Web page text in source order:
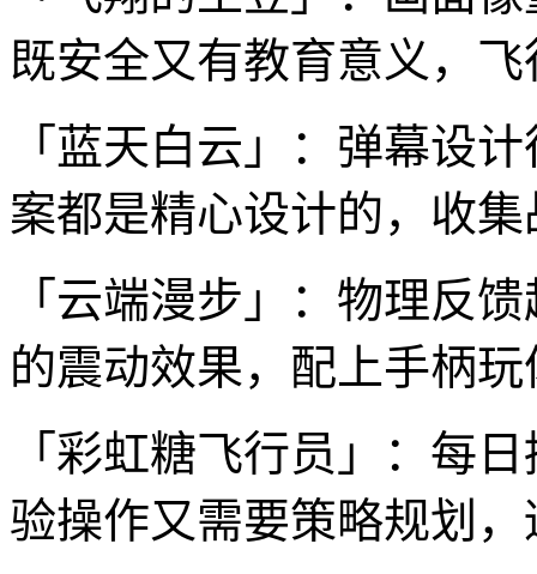
既安全又有教育意义，
「蓝天白云」：弹幕设
案都是精心设计的，收
「云端漫步」：物理反
的震动效果，配上手柄
「彩虹糖飞行员」：每
验操作又需要策略规划